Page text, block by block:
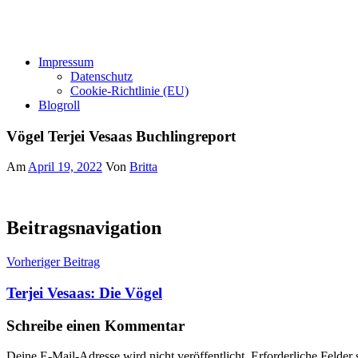
Impressum
Datenschutz
Cookie-Richtlinie (EU)
Blogroll
Vögel Terjei Vesaas Buchlingreport
AmApril 19, 2022 Von Britta
Beitragsnavigation
Vorheriger Beitrag
Terjei Vesaas: Die Vögel
Schreibe einen Kommentar